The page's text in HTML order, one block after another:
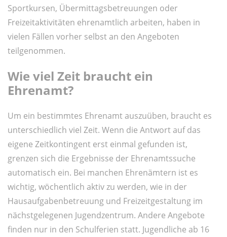
Sportkursen, Übermittagsbetreuungen oder
Freizeitaktivitäten ehrenamtlich arbeiten, haben in
vielen Fällen vorher selbst an den Angeboten
teilgenommen.
Wie viel Zeit braucht ein
Ehrenamt?
Um ein bestimmtes Ehrenamt auszuüben, braucht es
unterschiedlich viel Zeit. Wenn die Antwort auf das
eigene Zeitkontingent erst einmal gefunden ist,
grenzen sich die Ergebnisse der Ehrenamtssuche
automatisch ein. Bei manchen Ehrenämtern ist es
wichtig, wöchentlich aktiv zu werden, wie in der
Hausaufgabenbetreuung und Freizeitgestaltung im
nächstgelegenen Jugendzentrum. Andere Angebote
finden nur in den Schulferien statt. Jugendliche ab 16